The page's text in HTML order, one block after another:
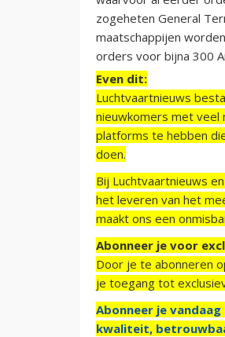
zogeheten General
maatschappijen
orders voor bijna 300
Even dit:
Luchtvaartnieuws
nieuwkomers met veel
platforms te hebben
doen.
Bij Luchtvaartnieuws
het leveren van het
maakt ons een
Abonneer je voor
Door je te abonneren
je toegang tot
Abonneer je
kwaliteit,